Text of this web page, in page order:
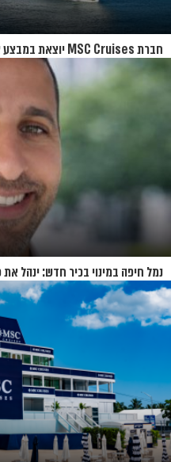
חברת MSC Cruises יוצאת במבצע אביב: 10% הנחה על הפלגות עד 2027
נמל חיפה במינוי בכיר חדש: ינהל